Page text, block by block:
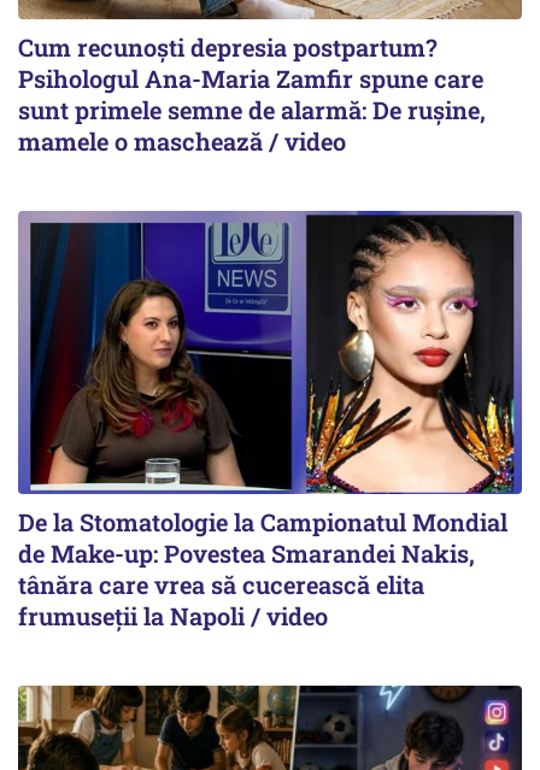
Cum recunoști depresia postpartum?
Psihologul Ana-Maria Zamfir spune care
sunt primele semne de alarmă: De rușine,
mamele o maschează / video
De la Stomatologie la Campionatul Mondial
de Make-up: Povestea Smarandei Nakis,
tânăra care vrea să cucerească elita
frumuseții la Napoli / video